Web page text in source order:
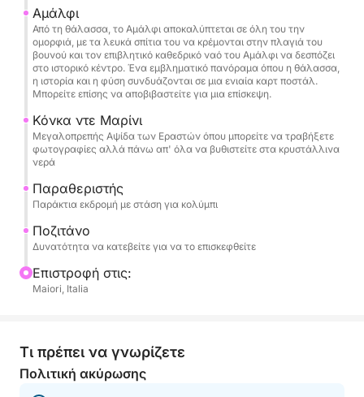
ημέρας.
Το σκάφος προσφέρει όλες τις ανέσεις που
απαιτούνται για μια τέλεια μέρα: μεγάλο χώρο
ηλιοθεραπείας, ντους γλυκού νερού,
στερεοφωνικό Bluetooth, θύρες USB, σκάλα
επιβίβασης και ψυγείο. Μπορεί να φιλοξενήσει έως
και 6 άτομα, καθιστώντας το ιδανικό για
οικογένειες και παρέες φίλων.
Η τιμή περιλαμβάνει το σκάφος, τα καύσιμα, τον
καπετάνιο, τα ποτά στο πλοίο και τις πετσέτες
θαλάσσης, ώστε να μπορείτε να επικεντρωθείτε
αποκλειστικά στην απόλαυση της θάλασσας και
της θέας.
θέλουν να ζήσουν την ακτή Αμάλφι από τη
θάλασσα με έναν αυθεντικό, χαλαρό και
αξέχαστο τρόπο, δημιουργώντας ξεχωριστές
Αμάλφι
Από τη θάλασσα, το Αμάλφι αποκαλύπτεται σε όλη του την
ομορφιά, με τα λευκά σπίτια του να κρέμονται στην πλαγιά του
βουνού και τον επιβλητικό καθεδρικό ναό του Αμάλφι να δεσπόζει
στο ιστορικό κέντρο. Ένα εμβληματικό πανόραμα όπου η θάλασσα,
η ιστορία και η φύση συνδυάζονται σε μια ενιαία καρτ ποστάλ.
Μπορείτε επίσης να αποβιβαστείτε για μια επίσκεψη.
Κόνκα ντε Μαρίνι
Μεγαλοπρεπής Αψίδα των Εραστών όπου μπορείτε να τραβήξετε
φωτογραφίες αλλά πάνω απ' όλα να βυθιστείτε στα κρυστάλλινα
νερά
Παραθεριστής
Παράκτια εκδρομή με στάση για κολύμπι
Ποζιτάνο
Δυνατότητα να κατεβείτε για να το επισκεφθείτε
Επιστροφή στις:
Maiori, Italia
Τι πρέπει να γνωρίζετε
Πολιτική ακύρωσης